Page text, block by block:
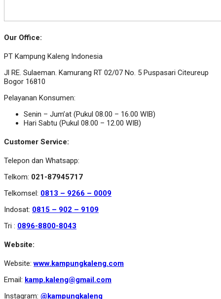
Our Office:
PT Kampung Kaleng Indonesia
Jl RE. Sulaeman. Kamurang RT 02/07 No. 5 Puspasari Citeureup
Bogor 16810
Pelayanan Konsumen:
Senin – Jum’at (Pukul 08.00 – 16.00 WIB)
Hari Sabtu (Pukul 08.00 – 12.00 WIB)
Customer Service:
Telepon dan Whatsapp:
Telkom: 021-87945717
Telkomsel: 0813 – 9266 – 0009
Indosat: 0815 – 902 – 9109
Tri : 0896-8800-8043
Website:
Website:www.kampungkaleng.com
Email: kamp.kaleng@gmail.com
Instagram: @kampungkaleng